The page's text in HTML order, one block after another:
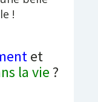
!
et
la vie ?